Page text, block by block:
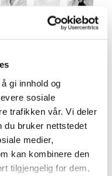
gi innhold og
sosiale
trafikken vår. Vi deler
du bruker nettstedet
medier,
kan kombinere den
tilgjengelig for dem,